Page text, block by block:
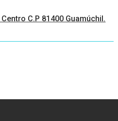
C.P 81400 Guamúchil.